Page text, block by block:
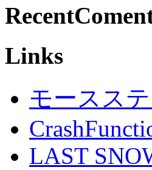
Links
モースス
LAST